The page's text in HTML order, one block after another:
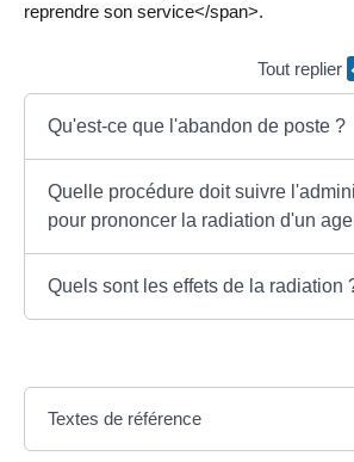
reprendre son service</span>.
Tout replier
Qu'est-ce que l'abandon de poste ?
Quelle procédure doit suivre
pour prononcer la radiation d'un
Quels sont les effets de la radiation
Textes de référence